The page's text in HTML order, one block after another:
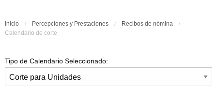
Inicio Percepciones y Prestaciones
Recibos de nómina
Calendario de corte
Tipo de Calendario Seleccionado: